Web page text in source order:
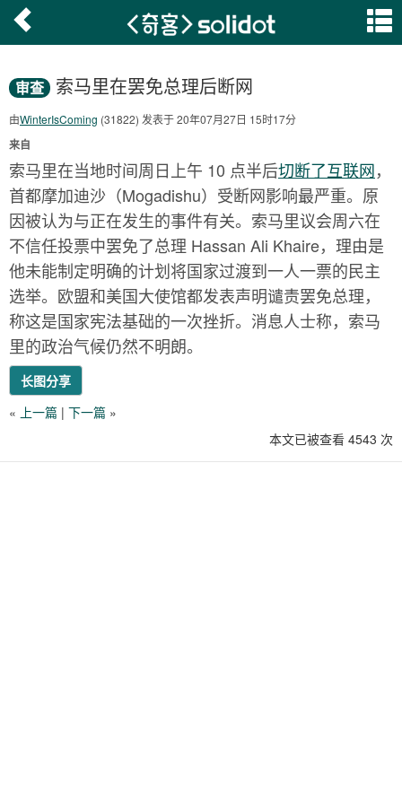
审查 索马里在罢免总理后断网
由WinterIsComing (31822) 发表于 20年07月27日 15时17分
来自
索马里在当地时间周日上午 10 点半后切断了互联网，
首都摩加迪沙（Mogadishu）受断网影响最严重。原
因被认为与正在发生的事件有关。索马里议会周六在
不信任投票中罢免了总理 Hassan Ali Khaire，理由是
他未能制定明确的计划将国家过渡到一人一票的民主
选举。欧盟和美国大使馆都发表声明谴责罢免总理，
称这是国家宪法基础的一次挫折。消息人士称，索马
里的政治气候仍然不明朗。
长图分享
« 上一篇 | 下一篇 »
本文已被查看 4543 次